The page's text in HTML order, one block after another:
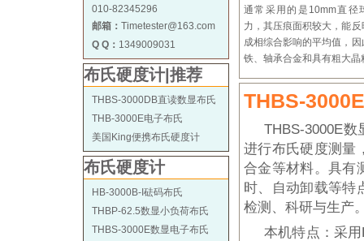
010-82345296
邮箱： Timetester@163.com
Q Q： 1349009031
布氏硬度计|推荐
THBS-3000DB直读数显布氏
THB-3000E电子布氏
美国King便携布氏硬度计
布氏硬度计
HB-3000B-I砝码布氏
THBP-62.5数显小负荷布氏
THBS-3000E数显电子布氏
通常采用的是10mm直径
力，其压痕面积较大，能
成相综合影响的平均值，
铁、轴承合金和具有粗大晶
THBS-
THBS-3000E
进行布氏硬度测量
合金等材料。具有
时、自动卸载等特
检测、科研与生产
本机特点：采